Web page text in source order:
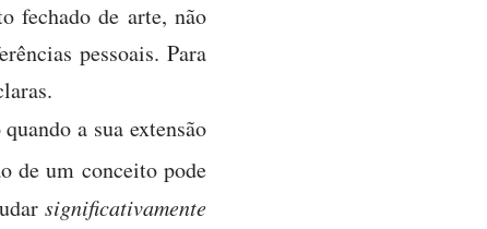
fechado de arte, não
pessoais. Para
a sua extensão
de um conceito pode
significativamente